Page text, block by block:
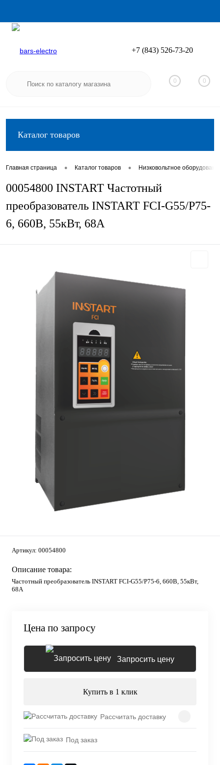
Вход
+7 (843) 526-73-20
0 0
Каталог товаров
Главная страница • Каталог товаров • Низковольтное
00054800 INSTART Частотный
преобразователь INSTART FCI-G55/P75-
6, 660В, 55кВт, 68А
Артикул: 00054800
Описание товара:
Частотный преобразователь INSTART FCI-G55/P75-6, 660В, 55кВт,
68А
Цена по запросу
Запросить цену
Купить в 1 клик
Рассчитать доставку
Под заказ